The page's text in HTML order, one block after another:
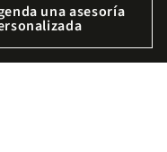
una asesoría